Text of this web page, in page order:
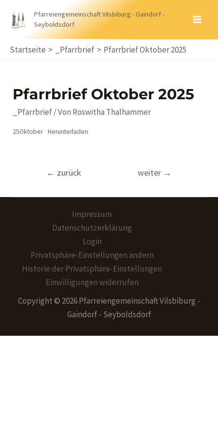
Inhalt
Pfarreiengemeinschaft Vilsbiburg - Gaindorf -
Seyboldsdorf
Startseite _Pfarrbrief Pfarrbrief Oktober 2025
Pfarrbrief Oktober 2025
_Pfarrbrief/ Von Roswitha Thalhammer
25Oktober Herunterladen
Beitragsnavigation
← zurück weiter →
Impressum
Datenschutzerklärung
Login
Privatsphäre-Einstellungen ändern
Historie der Privatsphäre-Einstellungen
Einwilligungen widerrufen
Copyright © 2026 Pfarreiengemeinschaft Vilsbiburg -
Gaindorf - Seyboldsdorf